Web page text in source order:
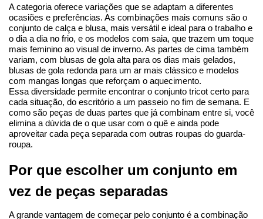
A categoria oferece variações que se adaptam a diferentes
ocasiões e preferências. As combinações mais comuns são o
conjunto de calça e blusa, mais versátil e ideal para o trabalho e
o dia a dia no frio, e os modelos com saia, que trazem um toque
mais feminino ao visual de inverno. As partes de cima também
variam, com blusas de gola alta para os dias mais gelados,
blusas de gola redonda para um ar mais clássico e modelos
com mangas longas que reforçam o aquecimento.
Essa diversidade permite encontrar o conjunto tricot certo para
cada situação, do escritório a um passeio no fim de semana. E
como são peças de duas partes que já combinam entre si, você
elimina a dúvida de o que usar com o quê e ainda pode
aproveitar cada peça separada com outras roupas do guarda-
roupa.
Por que escolher um conjunto em
vez de peças separadas
A grande vantagem de começar pelo conjunto é a combinação